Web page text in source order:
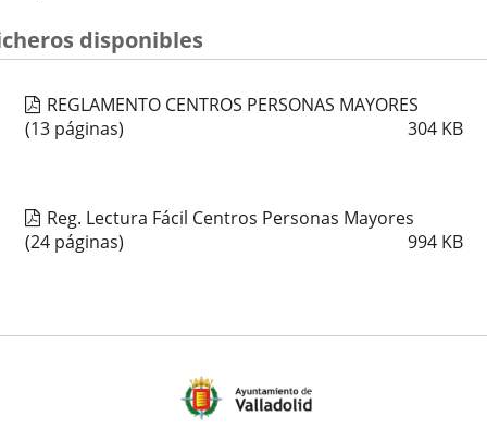
disponibles
REGLAMENTO CENTROS PERSONAS MAYORES
304 KB
(13 páginas)
Reg. Lectura Fácil Centros Personas Mayores
994 KB
(24 páginas)